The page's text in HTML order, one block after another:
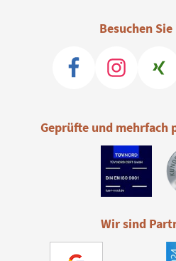
Besuchen
Geprüfte und mehrfach
Wir sind